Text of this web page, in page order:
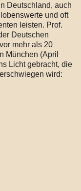
Deutschland, auch
und oft
leisten. Prof.
Deutschen
mehr als 20
München (April
Licht gebracht, die
wird: